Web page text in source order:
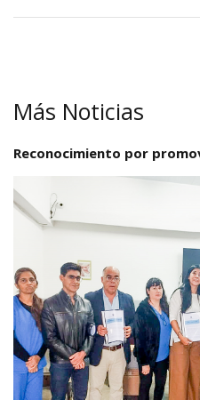
Más Noticias
Reconocimiento por